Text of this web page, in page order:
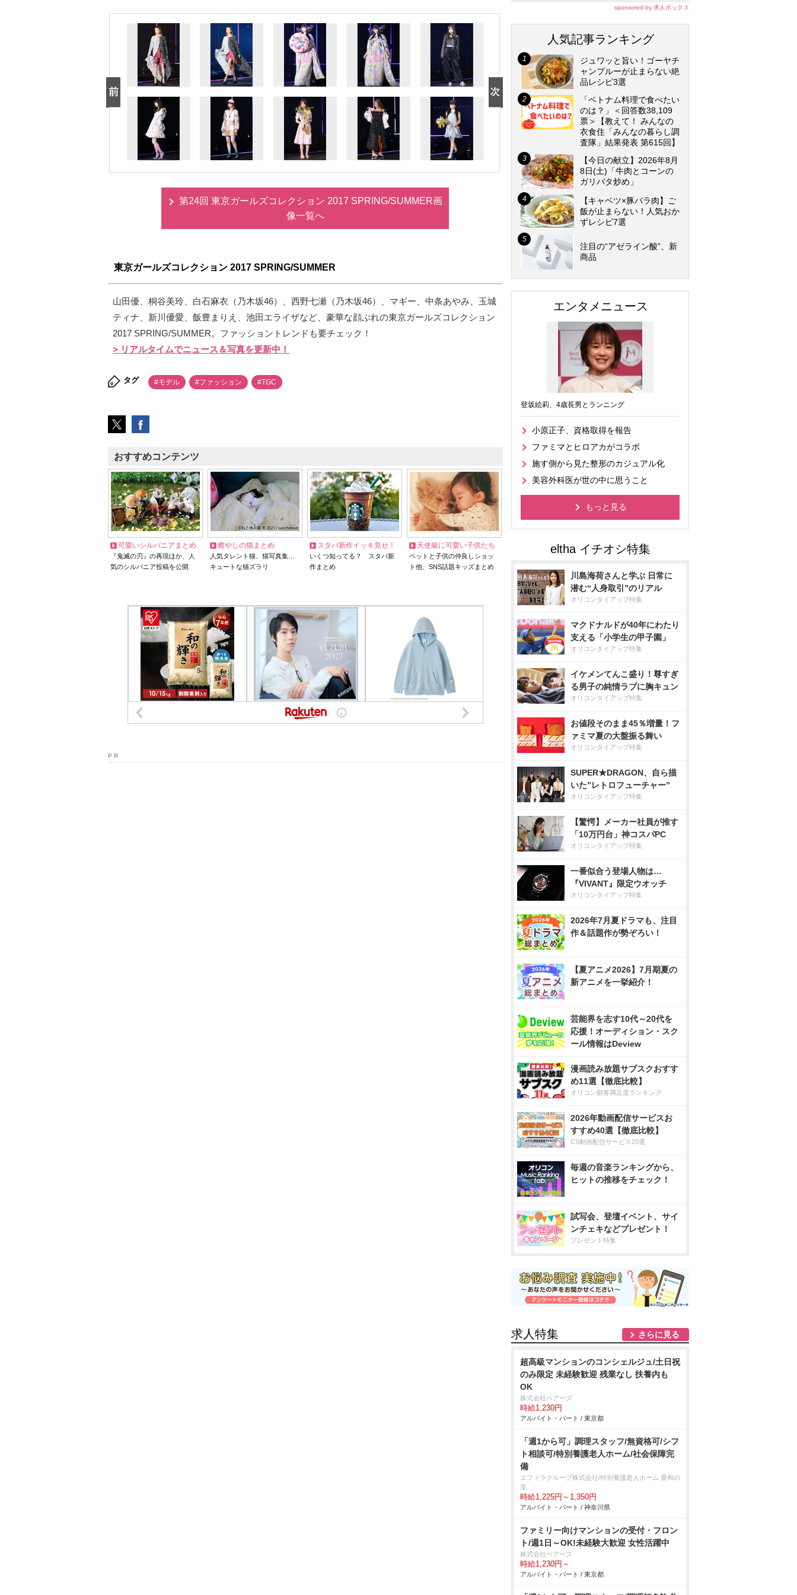
第24回 東京ガールズコレクション 2017 SPRING/SUMMER画
像一覧へ
東京ガールズコレクション 2017 SPRING/SUMMER
山田優、桐谷美玲、白石麻衣（乃木坂46）、西野七瀬（乃木坂46）、マギー、中条あやみ、玉城
ティナ、新川優愛、飯豊まりえ、池田エライザなど、豪華な顔ぶれの東京ガールズコレクション
2017 SPRING/SUMMER。ファッショントレンドも要チェック！
> リアルタイムでニュース＆写真を更新中！
タグ #モデル #ファッション #TGC
おすすめコンテンツ
可愛いシルバニアまとめ
『鬼滅の刃』の再現ほか、人
気のシルバニア投稿を公開
癒やしの猫まとめ
人気タレント猫、猫写真集…
キュートな猫ズラリ
スタバ新作イッキ見せ！
いくつ知ってる？ スタバ新
作まとめ
天使級に可愛い子供たち
ペットと子供の仲良しショッ
ト他、SNS話題キッズまとめ
P R
sponsored by 求人ボックス
人気記事ランキング
ジュワッと旨い！ゴーヤチ
ャンプルーが止まらない絶
品レシピ3選
「ベトナム料理で食べたい
のは？」＜回答数38,109
票＞【教えて！ みんなの
衣食住「みんなの暮らし調
査隊」結果発表 第615回】
【今日の献立】2026年8月
8日(土)「牛肉とコーンの
ガリバタ炒め」
【キャベツ×豚バラ肉】ご
飯が止まらない！人気おか
ずレシピ7選
注目の“アゼライン酸”、新
商品
エンタメニュース
登坂絵莉、4歳長男とランニング
小原正子、資格取得を報告
ファミマとヒロアカがコラボ
施す側から見た整形のカジュアル化
美容外科医が世の中に思うこと
もっと見る
川島海荷さんと学ぶ 日常に
潜む“人身取引”のリアル
オリコンタイアップ特集
マクドナルドが40年にわたり
支える「小学生の甲子園」
オリコンタイアップ特集
イケメンてんこ盛り！尊すぎ
る男子の純情ラブに胸キュン
オリコンタイアップ特集
お値段そのまま45％増量！フ
ァミマ夏の大盤振る舞い
オリコンタイアップ特集
SUPER★DRAGON、自ら描
いた”レトロフューチャー”
オリコンタイアップ特集
【驚愕】メーカー社員が推す
「10万円台」神コスパPC
オリコンタイアップ特集
一番似合う登場人物は…
『VIVANT』限定ウオッチ
オリコンタイアップ特集
2026年7月夏ドラマも、注目
作＆話題作が勢ぞろい！
【夏アニメ2026】7月期夏の
新アニメを一挙紹介！
芸能界を志す10代～20代を
応援！オーディション・スク
ール情報はDeview
漫画読み放題サブスクおすす
め11選【徹底比較】
オリコン顧客満足度ランキング
2026年動画配信サービスお
すすめ40選【徹底比較】
CS動画配信サービス20選
毎週の音楽ランキングから、
ヒットの推移をチェック！
試写会、登壇イベント、サイ
ンチェキなどプレゼント！
プレゼント特集
求人特集 さらに見る
超高級マンションのコンシェルジュ/土日祝
のみ限定 未経験歓迎 残業なし 扶養内も
OK
株式会社ベアーズ
時給1,230円
アルバイト・パート / 東京都
「週1から可」調理スタッフ/無資格可/シフ
ト相談可/特別養護老人ホーム/社会保障完
備
エフィラグループ株式会社/特別養護老人ホーム 愛和の
里
時給1,225円～1,350円
アルバイト・パート / 神奈川県
ファミリー向けマンションの受付・フロン
ト/週1日～OK!未経験大歓迎 女性活躍中
株式会社ベアーズ
時給1,230円～
アルバイト・パート / 東京都